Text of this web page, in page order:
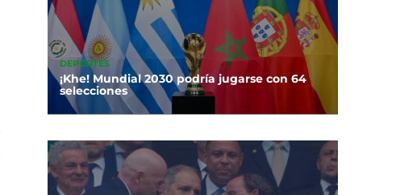
DEPORTES
¡Khe! Mundial 2030 podría jugarse con 64
selecciones